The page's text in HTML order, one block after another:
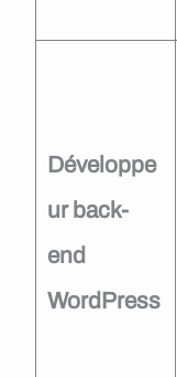
Développe
ur back-
end
WordPress